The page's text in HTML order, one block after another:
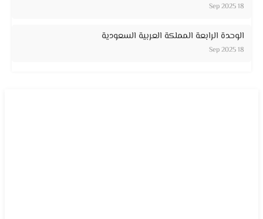
18 Sep 2025
الوحدة الرابعة المملكة العربية السعودية
18 Sep 2025